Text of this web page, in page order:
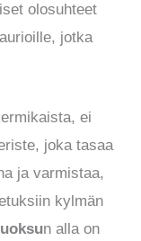
olosuhteet
jotka
ei
joka tasaa
ja varmistaa,
kylmän
n alla on